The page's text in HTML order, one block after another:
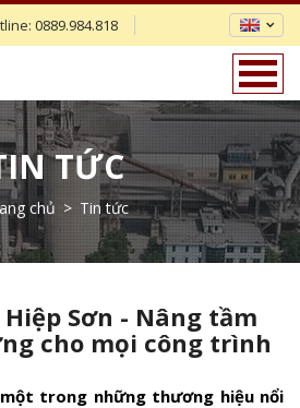
0889.984.818
TỨC
chủ > Tin tức
Sơn - Nâng tầm
cho mọi công trình
trong những thương hiệu nổi